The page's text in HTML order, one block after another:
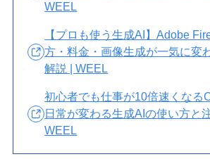
WEEL
【プロも使う生成AI】Adobe
方・料金・画像生成が一気に変
解説 | WEEL
初心者でも仕事が10倍速くなる
日常が変わる生成AIの使い方と
WEEL